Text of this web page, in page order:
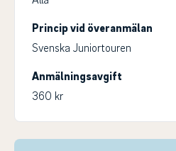
Princip vid överanmälan
Svenska Juniortouren
Anmälningsavgift
360 kr